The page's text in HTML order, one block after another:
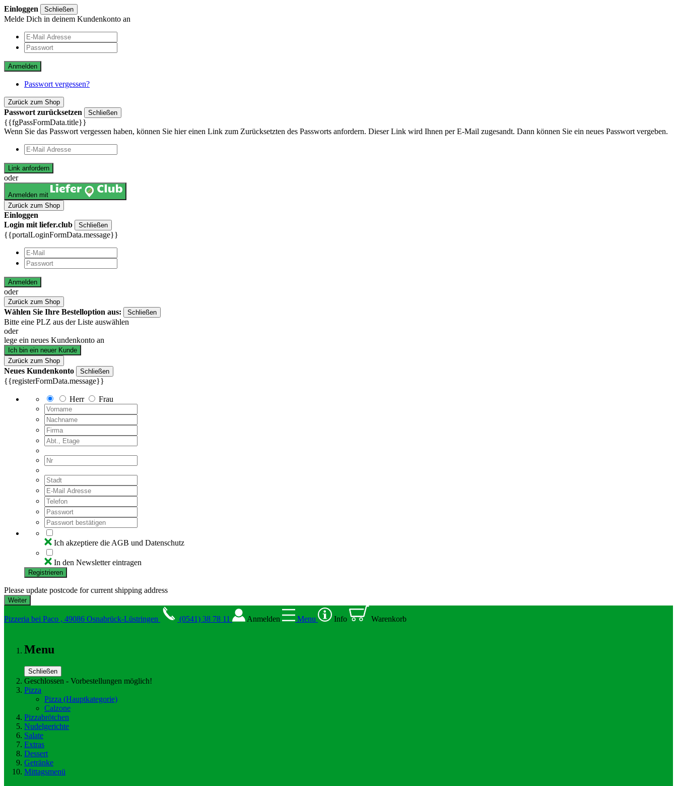
Einloggen Schließen
Melde Dich in deinem Kundenkonto an
Anmelden
Passwort vergessen?
Zurück zum Shop
Passwort zurücksetzen Schließen
{{fgPassFormData.title}}
Wenn Sie das Passwort vergessen haben, können Sie hier einen Link zum Zurücksetzten des Passworts anfordern. Dieser Link wird Ihnen per E-Mail zugesandt. Dann können Sie ein neues Passwort vergeben.
Link anfordern
oder
Anmelden mit
Zurück zum Shop
Einloggen
Login mit liefer.club
Schließen
{{portalLoginFormData.message}}
Anmelden
oder
Zurück zum Shop
Wählen Sie Ihre Bestelloption aus: Schließen
Bitte eine PLZ aus der Liste auswählen
oder
lege ein neues Kundenkonto an
Ich bin ein neuer Kunde
Zurück zum Shop
Neues Kundenkonto Schließen
{{registerFormData.message}}
Herr Frau
Ich akzeptiere die AGB und Datenschutz
In den Newsletter eintragen
Registrieren
Please update postcode for current shipping address
Pizzeria bei Paco , 49086 Osnabrück-Lüstringen (0541) 38 78 11 Anmelden Menu Info Warenkorb
Menu
Schließen
Geschlossen - Vorbestellungen möglich!
Pizza
Pizza (Hauptkategorie)
Calzone
Pizzabrötchen
Nudelgerichte
Salate
Extras
Dessert
Getränke
Mittagsmenü